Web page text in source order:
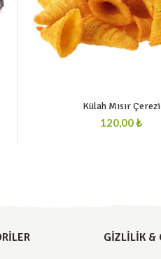
Külah Mısır Çerezi
₺
GIZLILIK &